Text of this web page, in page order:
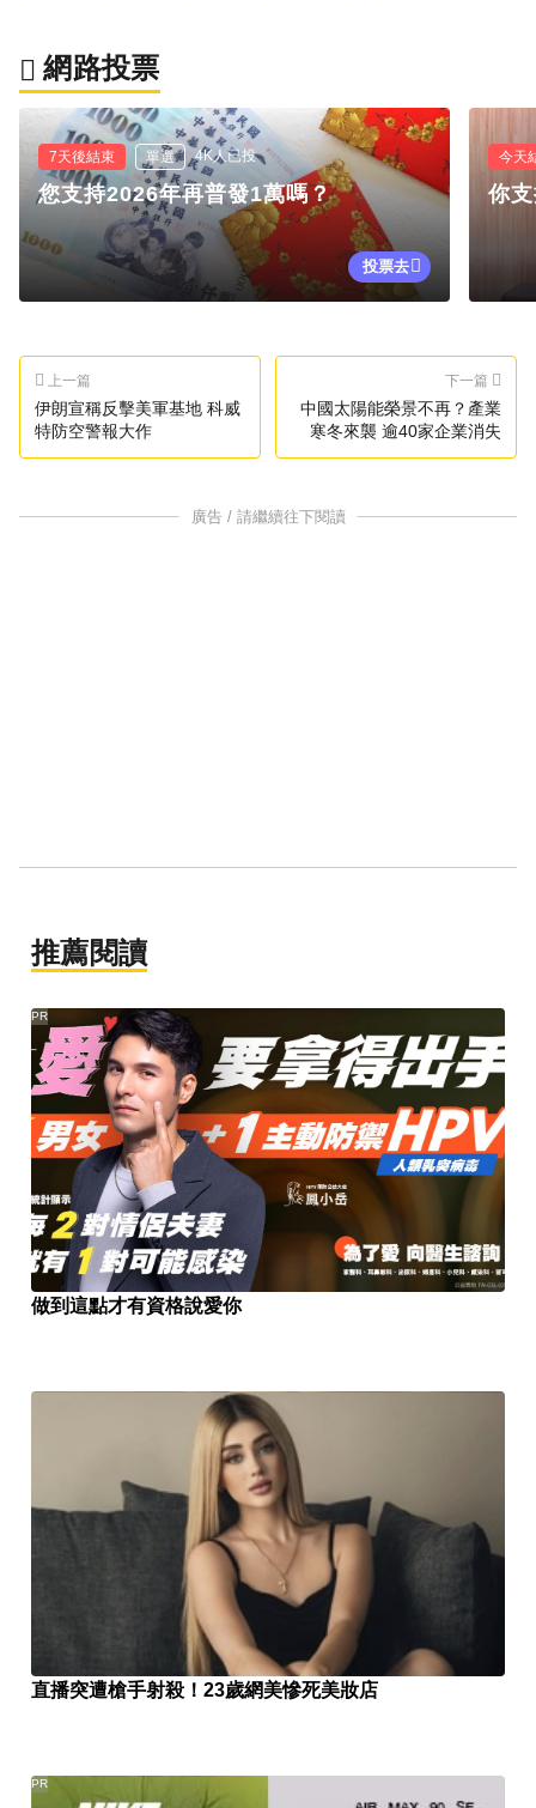
網路投票
7天後結束 單選 4K人已投
您支持2026年再普發1萬嗎？
投票去
今天
你
上一篇
伊朗宣稱反擊美軍基地 科威
特防空警報大作
下一篇
中國太陽能榮景不再？產業
寒冬來襲 逾40家企業消失
廣告 / 請繼續往下閱讀
推薦閱讀
做到這點才有資格說愛你
PR
直播突遭槍手射殺！23歲網美慘死美妝店
PR